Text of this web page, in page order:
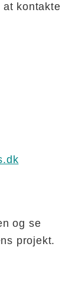
kontakte
og se
projekt.